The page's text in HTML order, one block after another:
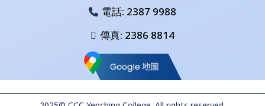
電話: 2387 9988
傳真: 2386 8814